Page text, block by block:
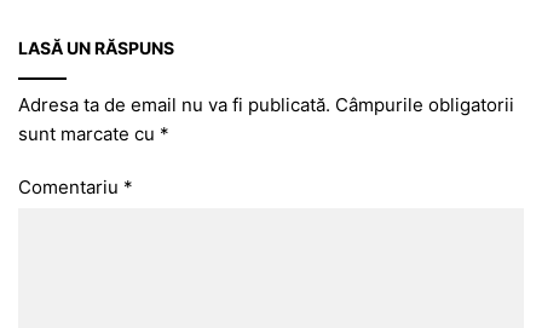
LASĂ UN RĂSPUNS
Adresa ta de email nu va fi publicată. Câmpurile obligatorii
sunt marcate cu *
Comentariu *